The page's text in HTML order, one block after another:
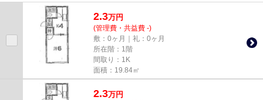
た、通気性の良い安心の物件です...
2.3万円
(管理費・共益費 -)
敷：0ヶ月｜礼：0ヶ月
所在階：1階
間取り：1K
面積：19.84㎡
2.3万円